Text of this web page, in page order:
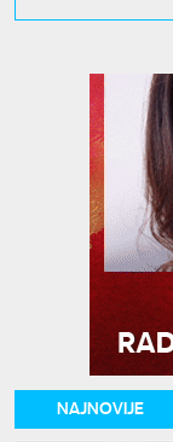
NAJNOVIJE